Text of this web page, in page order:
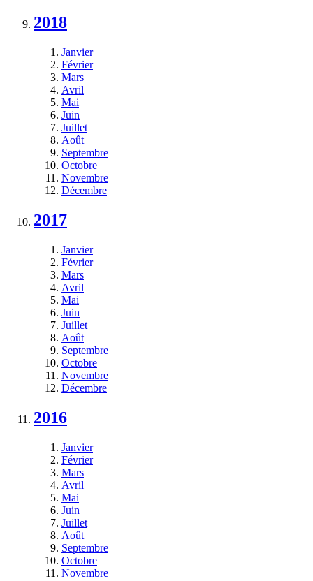
2018
Janvier
Février
Mars
Avril
Mai
Juin
Juillet
Août
Septembre
Octobre
Novembre
Décembre
2017
Janvier
Février
Mars
Avril
Mai
Juin
Juillet
Août
Septembre
Octobre
Novembre
Décembre
2016
Janvier
Février
Mars
Avril
Mai
Juin
Juillet
Août
Septembre
Octobre
Novembre